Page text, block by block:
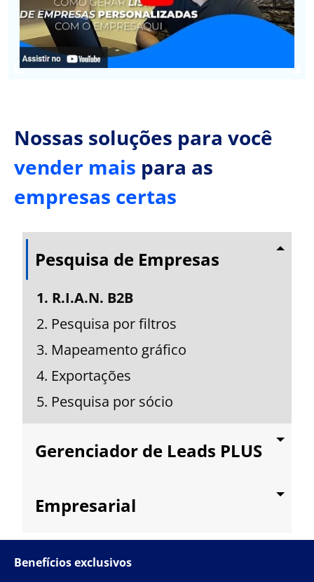
Nossas soluções para você
vender mais para as
empresas certas
Pesquisa de Empresas
1. R.I.A.N. B2B
2. Pesquisa por filtros
3. Mapeamento gráfico
4. Exportações
5. Pesquisa por sócio
Gerenciador de Leads PLUS
Empresarial
Benefícios exclusivos